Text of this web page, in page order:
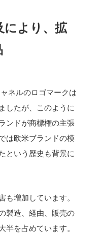
により、拡
ネルのロゴマークは
したが、このように
ンドが商標権の主張
は欧米ブランドの模
という歴史も背景に
も増加しています。
製造、経由、販売の
半を占めています。